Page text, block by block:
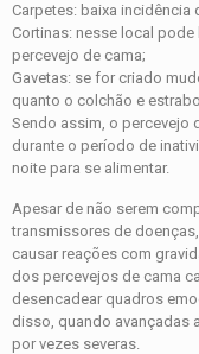
Carpetes: baixa incidência
Cortinas: nesse local
percevejo de cama;
Gavetas: se for criado
quanto o colchão e
Sendo assim, o percevejo
durante o período de
noite para se alimentar.
Apesar de não serem
transmissores de
causar reações com
dos percevejos de cama
desencadear quadros
disso, quando avançadas
por vezes severas.